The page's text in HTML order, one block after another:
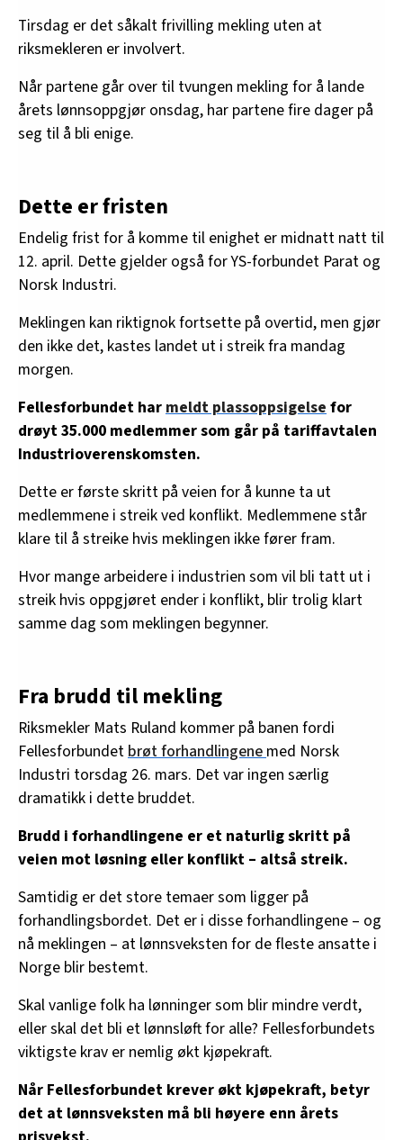
Tirsdag er det såkalt frivilling mekling uten at
riksmekleren er involvert.
Når partene går over til tvungen mekling for å lande
årets lønnsoppgjør onsdag, har partene fire dager på
seg til å bli enige.
Dette er fristen
Endelig frist for å komme til enighet er midnatt natt til
12. april. Dette gjelder også for YS-forbundet Parat og
Norsk Industri.
Meklingen kan riktignok fortsette på overtid, men gjør
den ikke det, kastes landet ut i streik fra mandag
morgen.
Fellesforbundet har meldt plassoppsigelse for
drøyt 35.000 medlemmer som går på tariffavtalen
Industrioverenskomsten.
Dette er første skritt på veien for å kunne ta ut
medlemmene i streik ved konflikt. Medlemmene står
klare til å streike hvis meklingen ikke fører fram.
Hvor mange arbeidere i industrien som vil bli tatt ut i
streik hvis oppgjøret ender i konflikt, blir trolig klart
samme dag som meklingen begynner.
Fra brudd til mekling
Riksmekler Mats Ruland kommer på banen fordi
Fellesforbundet brøt forhandlingene med Norsk
Industri torsdag 26. mars. Det var ingen særlig
dramatikk i dette bruddet.
Brudd i forhandlingene er et naturlig skritt på
veien mot løsning eller konflikt – altså streik.
Samtidig er det store temaer som ligger på
forhandlingsbordet. Det er i disse forhandlingene – og
nå meklingen – at lønnsveksten for de fleste ansatte i
Norge blir bestemt.
Skal vanlige folk ha lønninger som blir mindre verdt,
eller skal det bli et lønnsløft for alle? Fellesforbundets
viktigste krav er nemlig økt kjøpekraft.
Når Fellesforbundet krever økt kjøpekraft, betyr
det at lønnsveksten må bli høyere enn årets